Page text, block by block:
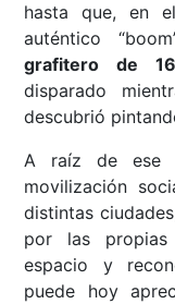
hasta que, en
auténtico
grafitero de
disparado
descubrió
A raíz de ese
movilización
distintas
por las propias
espacio y
puede hoy